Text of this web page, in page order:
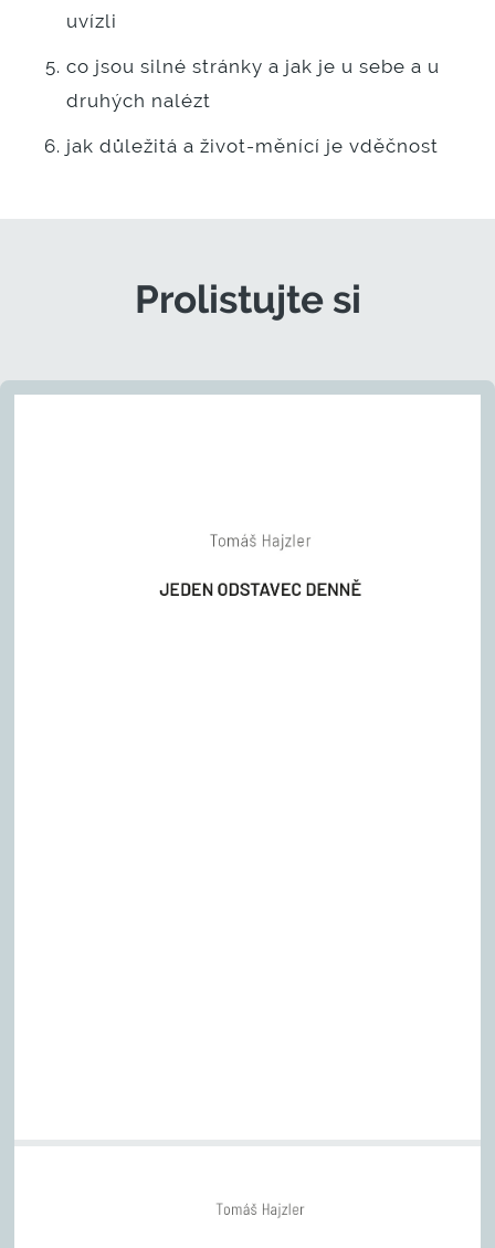
uvízli
co jsou silné stránky a jak je u sebe a u
druhých nalézt
jak důležitá a život-měnící je vděčnost
Prolistujte si